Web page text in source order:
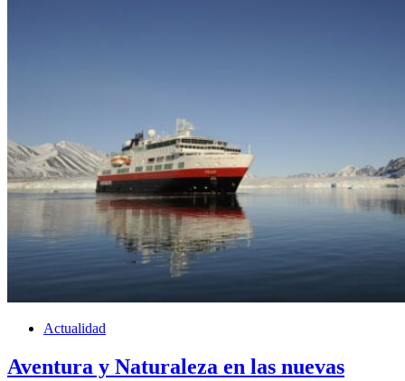
Actualidad
Aventura y Naturaleza en las nuevas